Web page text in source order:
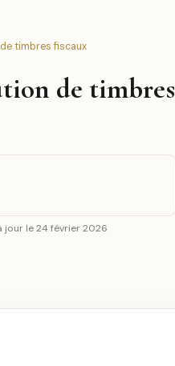
timbres fiscaux
de timbres
jour le 24 février 2026